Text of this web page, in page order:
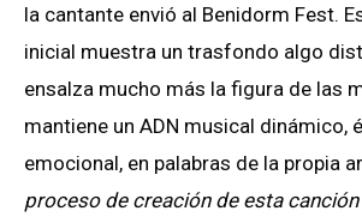
la cantante envió al Benidorm Fest.
inicial muestra un trasfondo algo
ensalza mucho más la figura de las
mantiene un ADN musical dinámico,
emocional, en palabras de la propia
proceso de creación de esta